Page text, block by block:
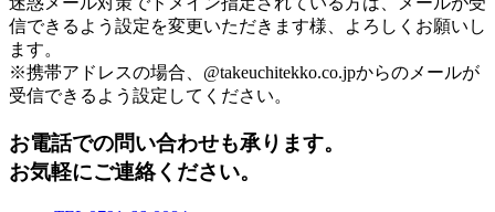
信できるよう設定を変更いただきます様、よろしくお願いし
ます。
※携帯アドレスの場合、@takeuchitekko.co.jpからのメールが
受信できるよう設定してください。
お電話での問い合わせも承ります。
お気軽にご連絡ください。